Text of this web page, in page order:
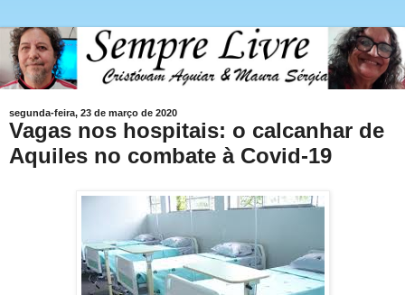
segunda-feira, 23 de março de 2020
Vagas nos hospitais: o calcanhar de
Aquiles no combate à Covid-19